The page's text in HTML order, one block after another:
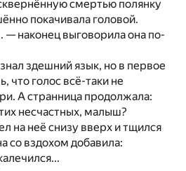
смертью полянку
покачивала головой.
наконец выговорила она по-
здешний язык, но в первое
что голос всё-таки не
А странница продолжала:
несчастных, малыш?
на неё снизу вверх и тщился
со вздохом добавила: